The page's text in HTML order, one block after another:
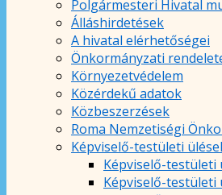
Polgármesteri Hivatal
Álláshirdetések
A hivatal elérhetőségei
Önkormányzati
Környezetvédelem
Közérdekű adatok
Közbeszerzések
Roma Nemzetiségi
Képviselő-testületi
Képviselő-testületi
Képviselő-testületi